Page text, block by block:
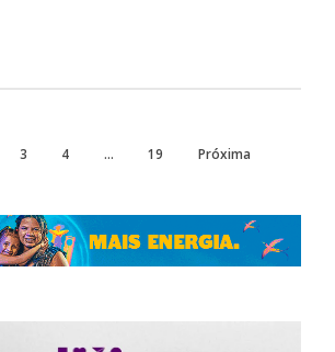
3 4 … 19 Próxima